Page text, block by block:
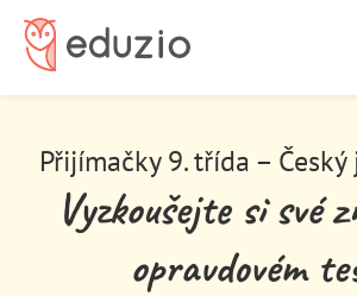
Blog
Vysoká škola
Domů
Přihlásit
Přijímačky 9. třída –
Vyzkoušejte si své
opravdovém